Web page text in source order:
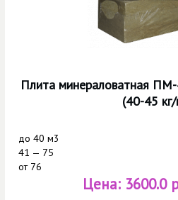
Плита минераловатная
(40-45
до 40 м3
41 — 75
от76
Цена: 3600.0